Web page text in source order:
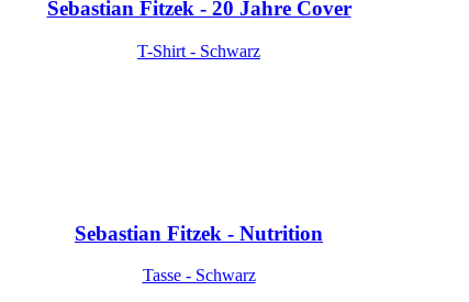
Sebastian Fitzek - 20 Jahre Cover
T-Shirt - Schwarz
Sebastian Fitzek - Nutrition
Tasse - Schwarz